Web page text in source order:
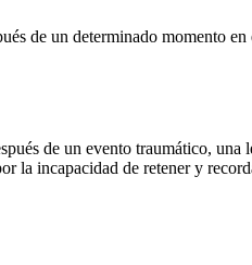
de un determinado momento
de un evento traumático,
la incapacidad de retener y